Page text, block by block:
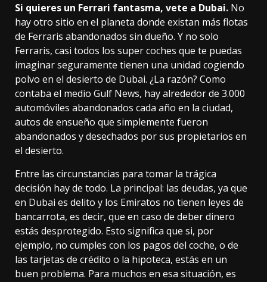
Si quieres un Ferrari fantasma, vete a Dubai. No
hay otro sitio en el planeta donde existan más flotas
de Ferraris abandonados sin dueño. Y no solo
Ferraris, casi todos los super coches que te puedas
imaginar seguramente tienen una unidad cogiendo
polvo en el desierto de Dubai. ¿La razón? Como
contaba el medio Gulf News, hay alrededor de 3.000
automóviles abandonados cada año en la ciudad,
autos de ensueño que simplemente fueron
abandonados y desechados por sus propietarios en
el desierto.
Entre las circunstancias para tomar la trágica
decisión hay de todo. La principal: las deudas, ya que
en Dubai es delito y los Emiratos no tienen leyes de
bancarrota, es decir, que en caso de deber dinero
estás desprotegido. Esto significa que si, por
ejemplo, no cumples con los pagos del coche, o de
las tarjetas de crédito o la hipoteca, estás en un
buen problema. Para muchos en esa situación, es